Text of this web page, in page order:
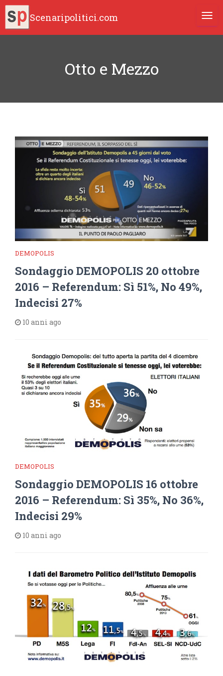
Scenaripolitici.com
Otto e Mezzo
DEMOPOLIS
Sondaggio DEMOPOLIS 20 ottobre
2016 – Referendum: Sì 51%, No 49%,
Indecisi 27%
10 anni ago
DEMOPOLIS
Sondaggio DEMOPOLIS 16 ottobre
2016 – Referendum: Sì 35%, No 36%,
Indecisi 29%
10 anni ago